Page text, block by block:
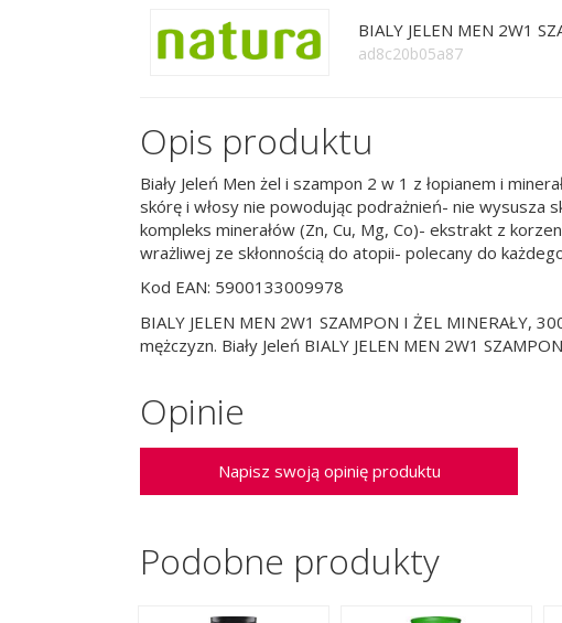
BIALY JELEN MEN 2W1
ad8c20b05a87
Opis produktu
Biały Jeleń Men żel i szampon 2 w 1 z łopianem i
skórę i włosy nie powodując podrażnień- nie wysusza
kompleks minerałów (Zn, Cu, Mg, Co)- ekstrakt z
wrażliwej ze skłonnością do atopii- polecany do
Kod EAN: 5900133009978
BIALY JELEN MEN 2W1 SZAMPON I ŻEL MINERAŁY,
mężczyzn. Biały Jeleń BIALY JELEN MEN 2W1
Opinie
Napisz swoją opinię produktu
Podobne produkty